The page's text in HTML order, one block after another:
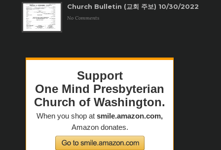
Church Bulletin (교회 주보) 10/30/2022
No Comments